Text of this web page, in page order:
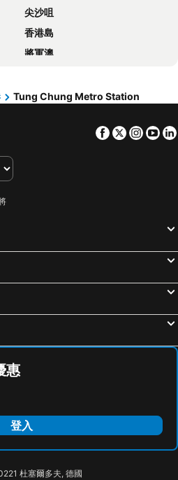
Sheraton Hong Kong Tung Chung Hotel
Le Méridien Hong Kong, Cyberport
優閒渡假屋
Espace Elastique B&B with contactless check-in
永倫 800 酒店 (原名盛逸酒店)
尖沙咀
香港島
將軍澳
南山區
中環
天河區
Causeway Bay Metro Station
世界之窗
Tung Chung Metro Station
Facebook
Twitter
惠
登入
杜塞爾多夫, 德國